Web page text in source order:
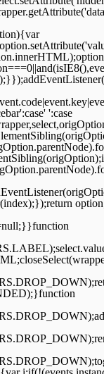
':case